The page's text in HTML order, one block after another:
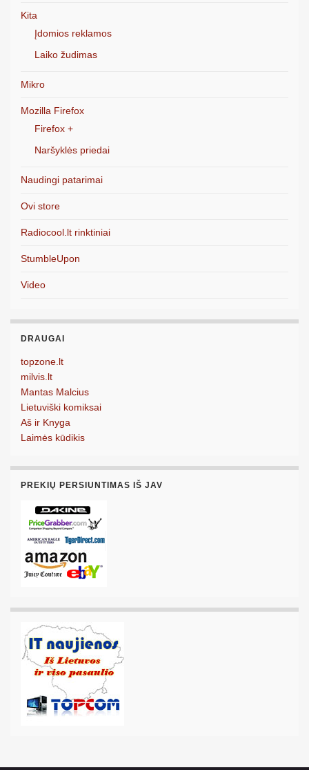
Kita
Įdomios reklamos
Laiko žudimas
Mikro
Mozilla Firefox
Firefox +
Naršyklės priedai
Naudingi patarimai
Ovi store
Radiocool.lt rinktiniai
StumbleUpon
Video
DRAUGAI
topzone.lt
milvis.lt
Mantas Malcius
Lietuviški komiksai
Aš ir Knyga
Laimės kūdikis
PREKIŲ PERSIUNTIMAS IŠ JAV